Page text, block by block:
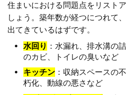
住まいにおける問題点をリスト
しょう。築年数が経つにつれて
出てきているはずです。
水回り ：水漏れ、排水溝の
のカビ、トイレの臭いなど
キッチン ：収納スペースの
朽化、動線の悪さなど